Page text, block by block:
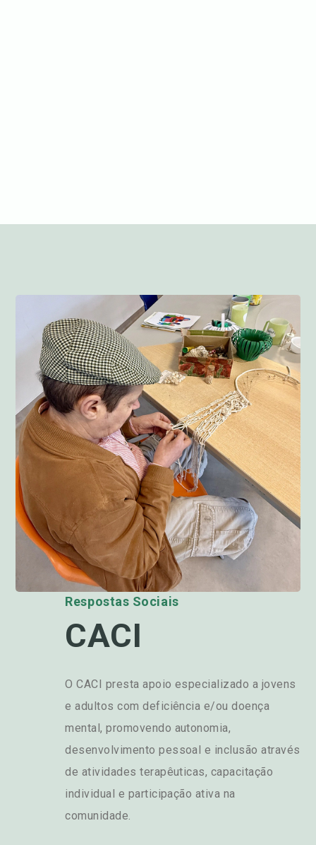
Respostas Sociais
CACI
O CACI presta apoio especializado a jovens
e adultos com deficiência e/ou doença
mental, promovendo autonomia,
desenvolvimento pessoal e inclusão através
de atividades terapêuticas, capacitação
individual e participação ativa na
comunidade.